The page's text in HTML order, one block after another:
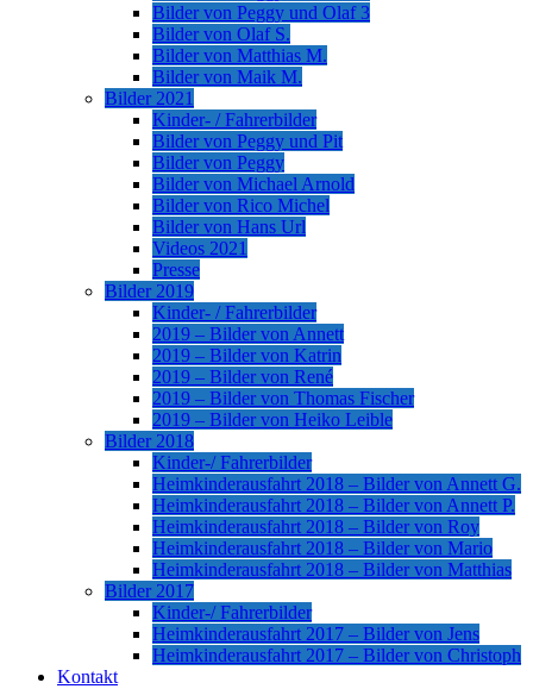
Bilder von Peggy und Olaf 3
Bilder von Olaf S.
Bilder von Matthias M.
Bilder von Maik M.
Bilder 2021
Kinder- / Fahrerbilder
Bilder von Peggy und Pit
Bilder von Peggy
Bilder von Michael Arnold
Bilder von Rico Michel
Bilder von Hans Url
Videos 2021
Presse
Bilder 2019
Kinder- / Fahrerbilder
2019 – Bilder von Annett
2019 – Bilder von Katrin
2019 – Bilder von René
2019 – Bilder von Thomas Fischer
2019 – Bilder von Heiko Leible
Bilder 2018
Kinder-/ Fahrerbilder
Heimkinderausfahrt 2018 – Bilder von Annett G.
Heimkinderausfahrt 2018 – Bilder von Annett P.
Heimkinderausfahrt 2018 – Bilder von Roy
Heimkinderausfahrt 2018 – Bilder von Mario
Heimkinderausfahrt 2018 – Bilder von Matthias
Bilder 2017
Kinder-/ Fahrerbilder
Heimkinderausfahrt 2017 – Bilder von Jens
Heimkinderausfahrt 2017 – Bilder von Christoph
Kontakt